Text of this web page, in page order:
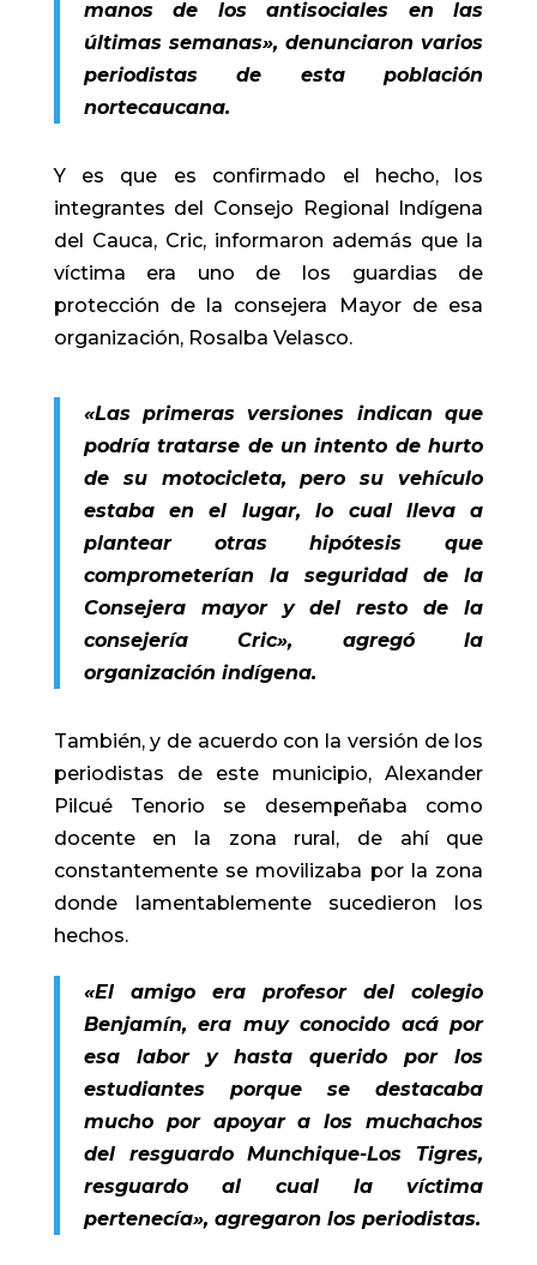
manos de los antisociales en las
últimas semanas», denunciaron varios
periodistas de esta población
nortecaucana.
Y es que es confirmado el hecho, los
integrantes del Consejo Regional Indígena
del Cauca, Cric, informaron además que la
víctima era uno de los guardias de
protección de la consejera Mayor de esa
organización, Rosalba Velasco.
«Las primeras versiones indican que
podría tratarse de un intento de hurto
de su motocicleta, pero su vehículo
estaba en el lugar, lo cual lleva a
plantear otras hipótesis que
comprometerían la seguridad de la
Consejera mayor y del resto de la
consejería Cric», agregó la
organización indígena.
También, y de acuerdo con la versión de los
periodistas de este municipio, Alexander
Pilcué Tenorio se desempeñaba como
docente en la zona rural, de ahí que
constantemente se movilizaba por la zona
donde lamentablemente sucedieron los
hechos.
«El amigo era profesor del colegio
Benjamín, era muy conocido acá por
esa labor y hasta querido por los
estudiantes porque se destacaba
mucho por apoyar a los muchachos
del resguardo Munchique-Los Tigres,
resguardo al cual la víctima
pertenecía», agregaron los periodistas.